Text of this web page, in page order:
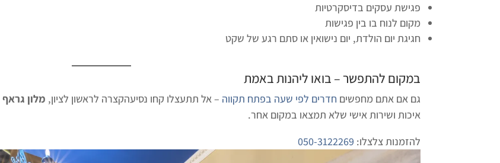
פגישת עסקים בדיסקרטיות
מקום לנוח בו בין פגישות
חגיגת יום הולדת, יום נישואין או סתם רגע של שקט
במקום להתפשר – בואו ליהנות באמת
גם אם אתם מחפשים חדרים לפי שעה בפתח תקווה – אל תתעצלו קחו נסיעהקצרה לראשון לציון, מלון גראף
איכות ושירות אישי שלא תמצאו במקום אחר.
להזמנות צלצלו: 050-3122269